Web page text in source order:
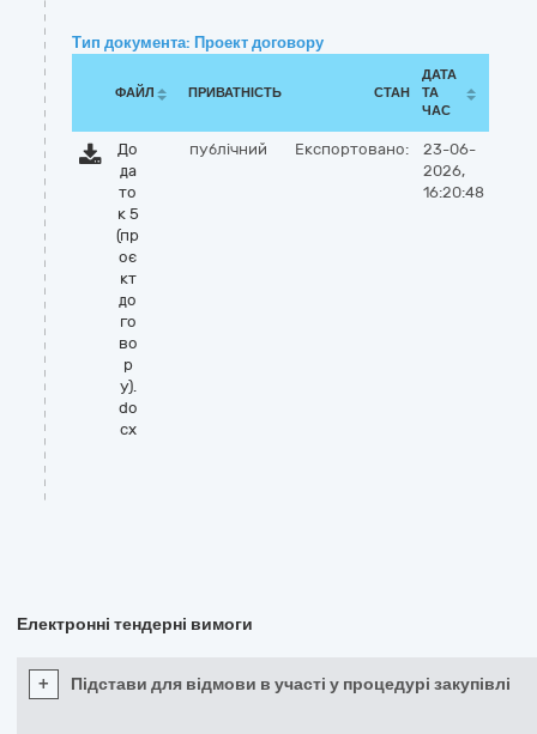
Тип документа: Проект договору
ФАЙЛ ПРИВАТНІСТЬ СТАН
ДАТА
ТА
ЧАС
До
да
то
к 5
(пр
оє
кт
до
го
во
р
у).
do
cx
публічний Експортовано:
23-06-
2026,
16:20:48
Електронні тендерні вимоги
+ Підстави для відмови в участі у процедурі закупівлі